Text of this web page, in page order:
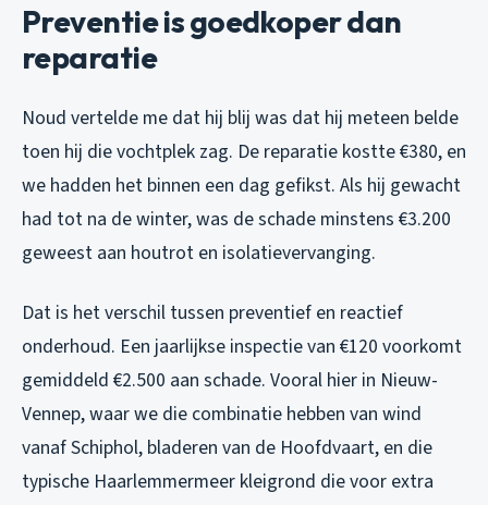
Preventie is goedkoper dan
reparatie
Noud vertelde me dat hij blij was dat hij meteen belde
toen hij die vochtplek zag. De reparatie kostte €380, en
we hadden het binnen een dag gefikst. Als hij gewacht
had tot na de winter, was de schade minstens €3.200
geweest aan houtrot en isolatievervanging.
Dat is het verschil tussen preventief en reactief
onderhoud. Een jaarlijkse inspectie van €120 voorkomt
gemiddeld €2.500 aan schade. Vooral hier in Nieuw-
Vennep, waar we die combinatie hebben van wind
vanaf Schiphol, bladeren van de Hoofdvaart, en die
typische Haarlemmermeer kleigrond die voor extra